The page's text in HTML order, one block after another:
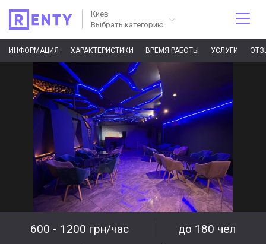
Киев
Выбрать категорию
ИНФОРМАЦИЯ ХАРАКТЕРИСТИКИ ВРЕМЯ РАБОТЫ УСЛУГИ
600 - 1200 грн/час до 180 чел